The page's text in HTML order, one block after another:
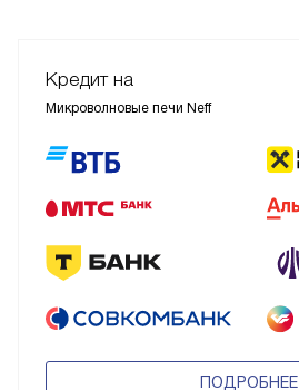
Кредит на
Микроволновые печи Neff
ПОДРОБНЕЕ